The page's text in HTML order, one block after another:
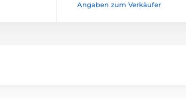
Angaben zum Verkäufer